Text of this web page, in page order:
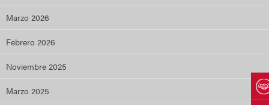
Marzo 2026
Febrero 2026
Noviembre 2025
Marzo 2025